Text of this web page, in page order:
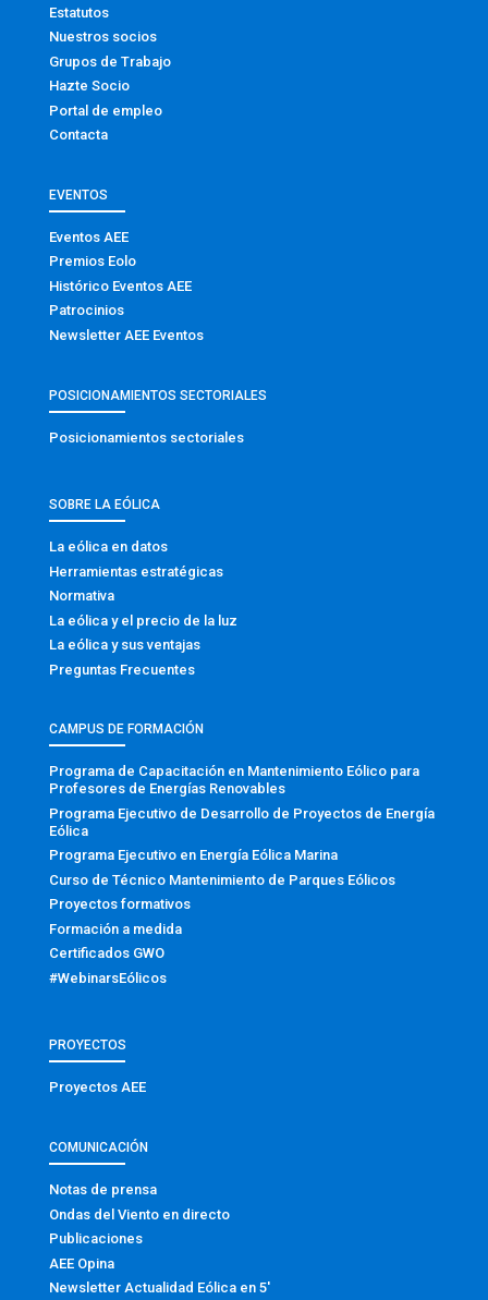
Estatutos
Nuestros socios
Grupos de Trabajo
Hazte Socio
Portal de empleo
Contacta
EVENTOS
Eventos AEE
Premios Eolo
Histórico Eventos AEE
Patrocinios
Newsletter AEE Eventos
POSICIONAMIENTOS SECTORIALES
Posicionamientos sectoriales
SOBRE LA EÓLICA
La eólica en datos
Herramientas estratégicas
Normativa
La eólica y el precio de la luz
La eólica y sus ventajas
Preguntas Frecuentes
CAMPUS DE FORMACIÓN
Programa de Capacitación en Mantenimiento Eólico para
Profesores de Energías Renovables
Programa Ejecutivo de Desarrollo de Proyectos de Energía
Eólica
Programa Ejecutivo en Energía Eólica Marina
Curso de Técnico Mantenimiento de Parques Eólicos
Proyectos formativos
Formación a medida
Certificados GWO
#WebinarsEólicos
PROYECTOS
Proyectos AEE
COMUNICACIÓN
Notas de prensa
Ondas del Viento en directo
Publicaciones
AEE Opina
Newsletter Actualidad Eólica en 5′